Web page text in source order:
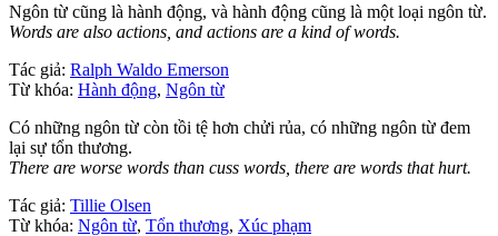
Ngôn từ cũng là hành động, và hành động cũng là một loại ngôn từ.
Words are also actions, and actions are a kind of words.
Tác giả: Ralph Waldo Emerson
Từ khóa: Hành động, Ngôn từ
Có những ngôn từ còn tồi tệ hơn chửi rủa, có những ngôn từ đem
lại sự tổn thương.
There are worse words than cuss words, there are words that hurt.
Tác giả: Tillie Olsen
Từ khóa: Ngôn từ, Tổn thương, Xúc phạm